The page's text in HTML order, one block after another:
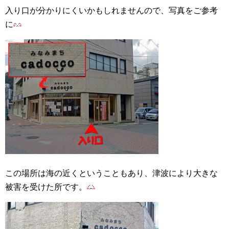
入り口が分かりにくいかもしれませんので、写真をご参考
に
この場所は海の近くということもあり、津波により大きな
被害を受けた所です。